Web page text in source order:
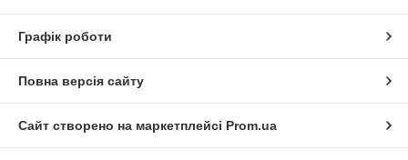
Графік роботи
Повна версія сайту
Сайт створено на маркетплейсі Prom.ua